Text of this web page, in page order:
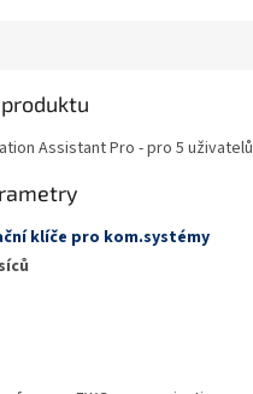
Assistant Pro - pro 5 uživatelů
klíče pro kom.systémy